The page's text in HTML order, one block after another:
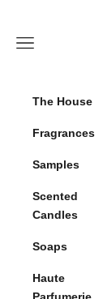
Meny
The House
Fragrances
Samples
Scented
Candles
Soaps
Haute